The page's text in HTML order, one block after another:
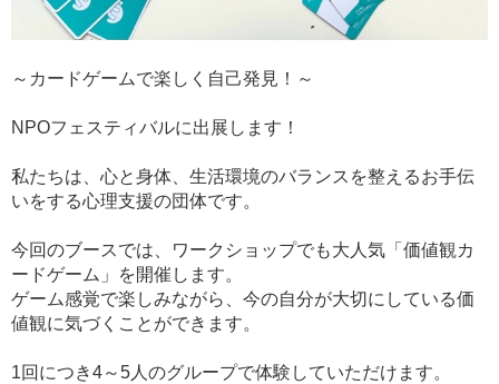
～カードゲームで楽しく自己発見！～
NPOフェスティバルに出展します！
私たちは、心と身体、生活環境のバランスを整えるお手伝
いをする心理支援の団体です。
今回のブースでは、ワークショップでも大人気「価値観カ
ードゲーム」を開催します。
ゲーム感覚で楽しみながら、今の自分が大切にしている価
値観に気づくことができます。
1回につき4～5人のグループで体験していただけます。